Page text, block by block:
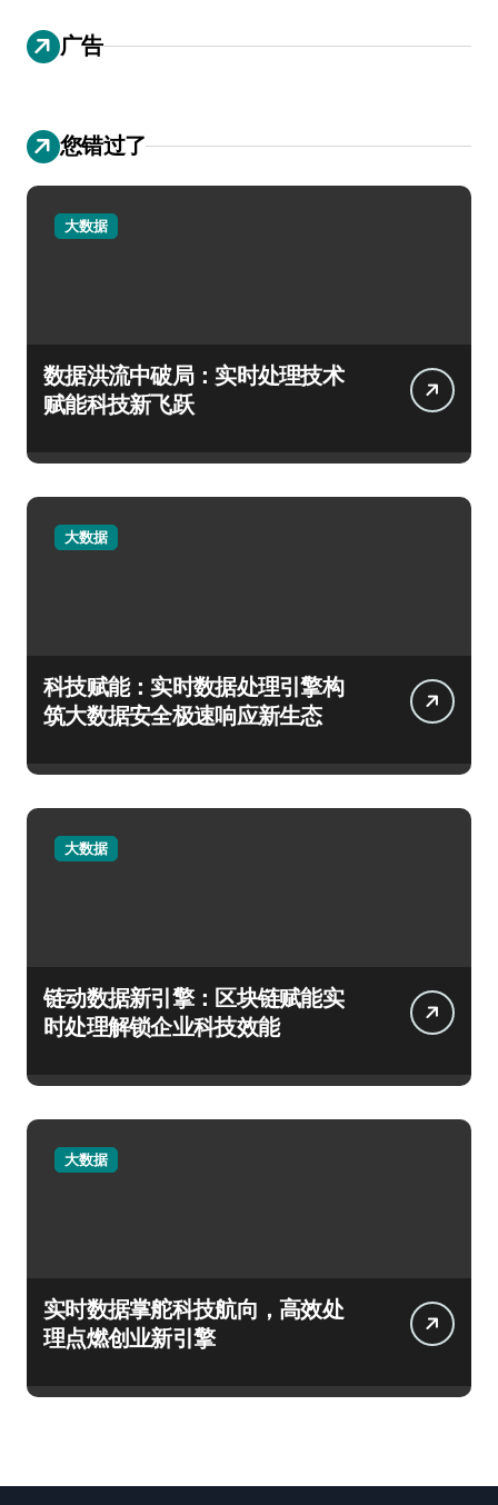
广告
您错过了
大数据
数据洪流中破局：实时处理技术
赋能科技新飞跃
大数据
科技赋能：实时数据处理引擎构
筑大数据安全极速响应新生态
大数据
链动数据新引擎：区块链赋能实
时处理解锁企业科技效能
大数据
实时数据掌舵科技航向，高效处
理点燃创业新引擎